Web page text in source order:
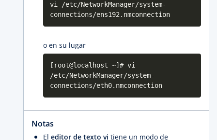
vi /etc/NetworkManager/system-
connections/ens192.nmconnection
o en su lugar
[root@localhost ~]# vi
/etc/NetworkManager/system-
connections/eth0.nmconnection
Notas
El editor de texto vi tiene un modo de